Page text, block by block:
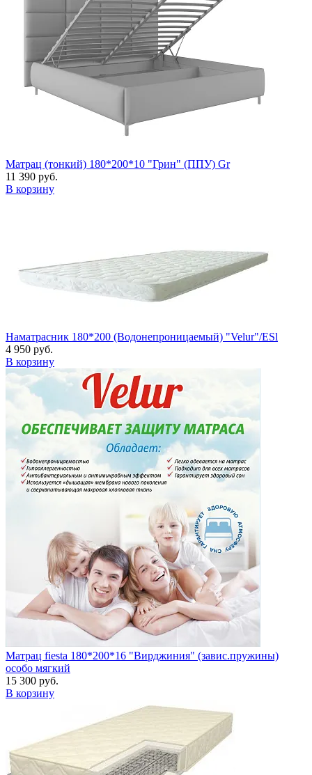
Матрац (тонкий) 180*200*10 "Грин" (ППУ) Gr
11 390 руб.
В корзину
Наматрасник 180*200 (Водонепроницаемый) "Velur"/ESl
4 950 руб.
В корзину
Матрац fiesta 180*200*16 "Вирджиния" (завис.пружины)
особо мягкий
15 300 руб.
В корзину